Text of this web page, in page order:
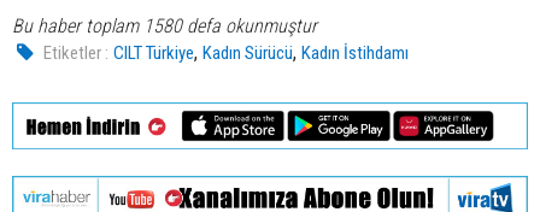
Bu haber toplam 1580 defa okunmuştur
Etiketler : CILT Türkiye,Kadın Sürücü,Kadın İstihdamı